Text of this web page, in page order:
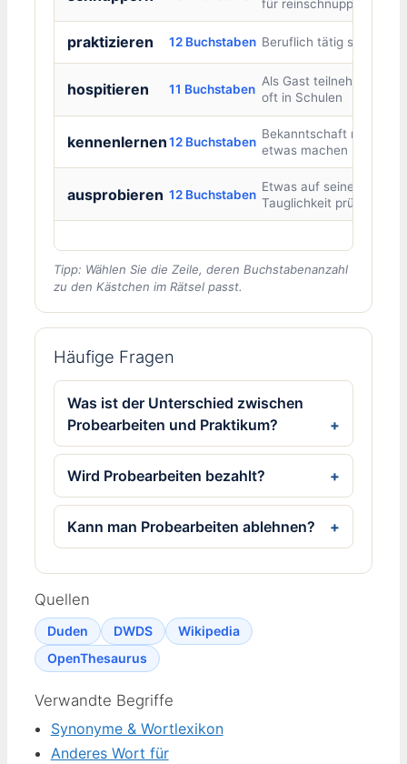
für reinschnuppern
praktizieren 12 Buchstaben Beruflich tätig sein
hospitieren 11 Buchstaben
Als Gast teilnehmen,
oft in Schulen
kennenlernen12 Buchstaben
Bekanntschaft mit
etwas machen
ausprobieren 12 Buchstaben
Etwas auf seine
Tauglichkeit prüfen
Tipp: Wählen Sie die Zeile, deren Buchstabenanzahl
zu den Kästchen im Rätsel passt.
Häufige Fragen
Was ist der Unterschied zwischen
Probearbeiten und Praktikum?
Wird Probearbeiten bezahlt?
Kann man Probearbeiten ablehnen?
Quellen
Duden DWDS
Wikipedia
OpenThesaurus
Verwandte Begriffe
Synonyme & Wortlexikon
Anderes Wort für